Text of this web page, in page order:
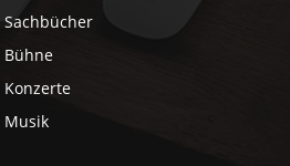
Sachbücher
Bühne
Konzerte
Musik